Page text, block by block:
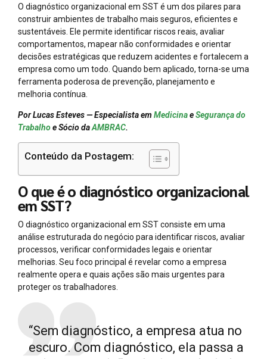
O diagnóstico organizacional em SST é um dos pilares para
construir ambientes de trabalho mais seguros, eficientes e
sustentáveis. Ele permite identificar riscos reais, avaliar
comportamentos, mapear não conformidades e orientar
decisões estratégicas que reduzem acidentes e fortalecem a
empresa como um todo. Quando bem aplicado, torna-se uma
ferramenta poderosa de prevenção, planejamento e
melhoria contínua.
Por Lucas Esteves — Especialista emMedicinaeSegurança do
Trabalhoe Sócio daAMBRAC.
Conteúdo da Postagem:
O que é o diagnóstico organizacional
em SST?
O diagnóstico organizacional em SST consiste em uma
análise estruturada do negócio para identificar riscos, avaliar
processos, verificar conformidades legais e orientar
melhorias. Seu foco principal é revelar como a empresa
realmente opera e quais ações são mais urgentes para
proteger os trabalhadores.
“Sem diagnóstico, a empresa atua no
escuro. Com diagnóstico, ela passa a